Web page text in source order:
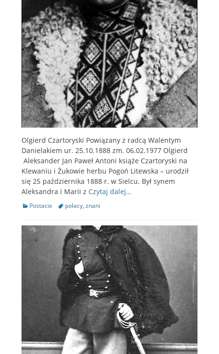
Olgierd Czartoryski Powiązany z radcą Walentym
Danielakiem ur. 25.10.1888 zm. 06.02.1977 Olgierd
Aleksander Jan Paweł Antoni książe Czartoryski na
Klewaniu i Żukowie herbu Pogoń Litewska – urodził
się 25 października 1888 r. w Sielcu. Był synem
Aleksandra i Marii z Czytaj dalej…
Categories
Postacie Tagspolacy, znani